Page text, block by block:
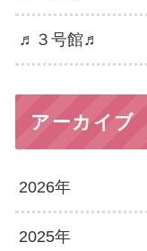
♬３号館♬
アーカイブ
2026年
2026年8月
2025年